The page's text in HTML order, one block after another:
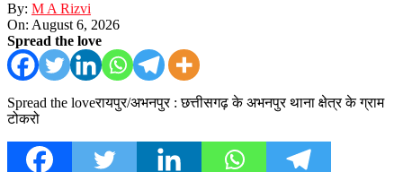
By: M A Rizvi
On: August 6, 2026
Spread the love
Spread the loveरायपुर/अभनपुर : छत्तीसगढ़ के अभनपुर थाना क्षेत्र के ग्राम
टोकरो